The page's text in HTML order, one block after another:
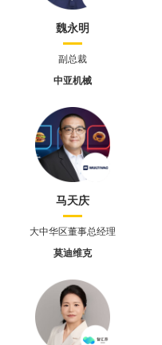
魏永明
副总裁
中亚机械
马天庆
大中华区董事总经理
莫迪维克